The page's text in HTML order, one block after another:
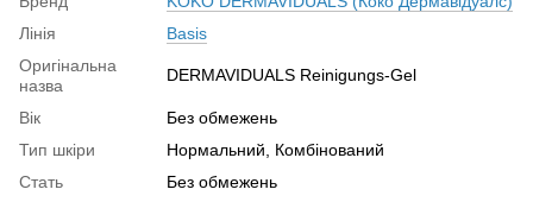
Лінія
Basis
Оригінальна
назва
DERMAVIDUALS Reinigungs-Gel
Вік
Без обмежень
Тип шкіри
Нормальний, Комбінований
Стать
Без обмежень